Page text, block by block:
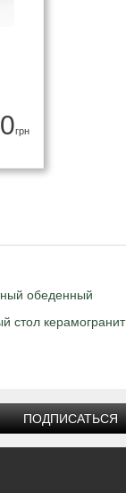
грн
обеденный
стол керамогранит
ПОДПИСАТЬСЯ